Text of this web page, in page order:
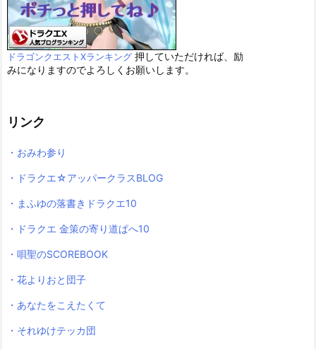
ドラゴンクエストXランキング 押していただければ、励
みになりますのでよろしくお願いします。
リンク
・おみわ参り
・ドラクエ☆アッパークラスBLOG
・まふゆの落書きドラクエ10
・ドラクエ 金策の寄り道ぱへ10
・唄聖のSCOREBOOK
・花よりおと団子
・あなたをこえたくて
・それゆけテッカ団